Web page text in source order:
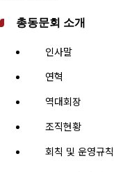
총동문회 소개
인사말
연혁
역대회장
조직현황
회칙 및 운영규칙